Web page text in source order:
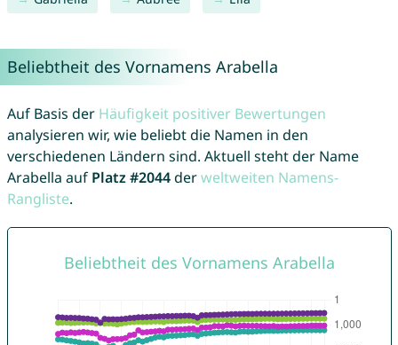
Beliebtheit des Vornamens Arabella
Auf Basis der Häufigkeit positiver Bewertungen
analysieren wir, wie beliebt die Namen in den
verschiedenen Ländern sind. Aktuell steht der Name
Arabella auf Platz #2044derweltweiten Namens-
Rangliste.